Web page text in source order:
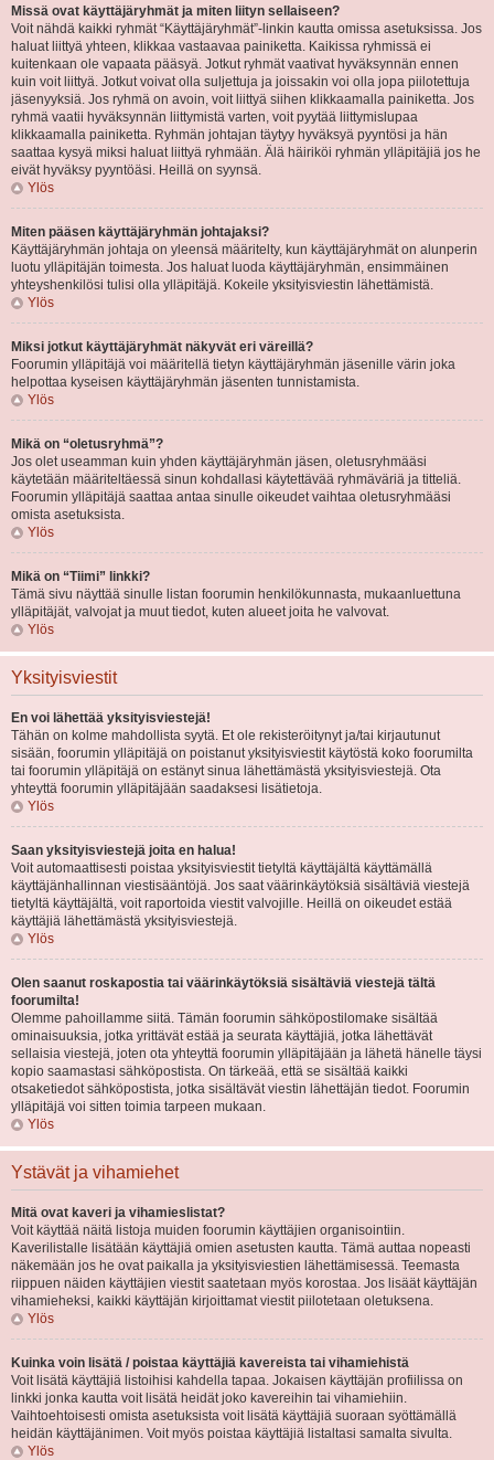
Missä ovat käyttäjäryhmät ja miten liityn sellaiseen?
Voit nähdä kaikki ryhmät “Käyttäjäryhmät”-linkin kautta omissa asetuksissa. Jos
haluat liittyä yhteen, klikkaa vastaavaa painiketta. Kaikissa ryhmissä ei
kuitenkaan ole vapaata pääsyä. Jotkut ryhmät vaativat hyväksynnän ennen
kuin voit liittyä. Jotkut voivat olla suljettuja ja joissakin voi olla jopa piilotettuja
jäsenyyksiä. Jos ryhmä on avoin, voit liittyä siihen klikkaamalla painiketta. Jos
ryhmä vaatii hyväksynnän liittymistä varten, voit pyytää liittymislupaa
klikkaamalla painiketta. Ryhmän johtajan täytyy hyväksyä pyyntösi ja hän
saattaa kysyä miksi haluat liittyä ryhmään. Älä häiriköi ryhmän ylläpitäjiä jos he
eivät hyväksy pyyntöäsi. Heillä on syynsä.
Ylös
Miten pääsen käyttäjäryhmän johtajaksi?
Käyttäjäryhmän johtaja on yleensä määritelty, kun käyttäjäryhmät on alunperin
luotu ylläpitäjän toimesta. Jos haluat luoda käyttäjäryhmän, ensimmäinen
yhteyshenkilösi tulisi olla ylläpitäjä. Kokeile yksityisviestin lähettämistä.
Ylös
Miksi jotkut käyttäjäryhmät näkyvät eri väreillä?
Foorumin ylläpitäjä voi määritellä tietyn käyttäjäryhmän jäsenille värin joka
helpottaa kyseisen käyttäjäryhmän jäsenten tunnistamista.
Ylös
Mikä on “oletusryhmä”?
Jos olet useamman kuin yhden käyttäjäryhmän jäsen, oletusryhmääsi
käytetään määriteltäessä sinun kohdallasi käytettävää ryhmäväriä ja titteliä.
Foorumin ylläpitäjä saattaa antaa sinulle oikeudet vaihtaa oletusryhmääsi
omista asetuksista.
Ylös
Mikä on “Tiimi” linkki?
Tämä sivu näyttää sinulle listan foorumin henkilökunnasta, mukaanluettuna
ylläpitäjät, valvojat ja muut tiedot, kuten alueet joita he valvovat.
Ylös
Yksityisviestit
En voi lähettää yksityisviestejä!
Tähän on kolme mahdollista syytä. Et ole rekisteröitynyt ja/tai kirjautunut
sisään, foorumin ylläpitäjä on poistanut yksityisviestit käytöstä koko foorumilta
tai foorumin ylläpitäjä on estänyt sinua lähettämästä yksityisviestejä. Ota
yhteyttä foorumin ylläpitäjään saadaksesi lisätietoja.
Ylös
Saan yksityisviestejä joita en halua!
Voit automaattisesti poistaa yksityisviestit tietyltä käyttäjältä käyttämällä
käyttäjänhallinnan viestisääntöjä. Jos saat väärinkäytöksiä sisältäviä viestejä
tietyltä käyttäjältä, voit raportoida viestit valvojille. Heillä on oikeudet estää
käyttäjiä lähettämästä yksityisviestejä.
Ylös
Olen saanut roskapostia tai väärinkäytöksiä sisältäviä viestejä tältä
foorumilta!
Olemme pahoillamme siitä. Tämän foorumin sähköpostilomake sisältää
ominaisuuksia, jotka yrittävät estää ja seurata käyttäjiä, jotka lähettävät
sellaisia viestejä, joten ota yhteyttä foorumin ylläpitäjään ja lähetä hänelle täysi
kopio saamastasi sähköpostista. On tärkeää, että se sisältää kaikki
otsaketiedot sähköpostista, jotka sisältävät viestin lähettäjän tiedot. Foorumin
ylläpitäjä voi sitten toimia tarpeen mukaan.
Ylös
Ystävät ja vihamiehet
Mitä ovat kaveri ja vihamieslistat?
Voit käyttää näitä listoja muiden foorumin käyttäjien organisointiin.
Kaverilistalle lisätään käyttäjiä omien asetusten kautta. Tämä auttaa nopeasti
näkemään jos he ovat paikalla ja yksityisviestien lähettämisessä. Teemasta
riippuen näiden käyttäjien viestit saatetaan myös korostaa. Jos lisäät käyttäjän
vihamieheksi, kaikki käyttäjän kirjoittamat viestit piilotetaan oletuksena.
Ylös
Kuinka voin lisätä / poistaa käyttäjiä kavereista tai vihamiehistä
Voit lisätä käyttäjiä listoihisi kahdella tapaa. Jokaisen käyttäjän profiilissa on
linkki jonka kautta voit lisätä heidät joko kavereihin tai vihamiehiin.
Vaihtoehtoisesti omista asetuksista voit lisätä käyttäjiä suoraan syöttämällä
heidän käyttäjänimen. Voit myös poistaa käyttäjiä listaltasi samalta sivulta.
Ylös